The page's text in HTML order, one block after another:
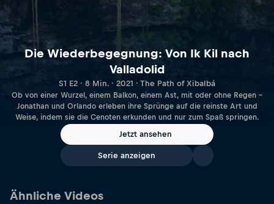
Die Wiederbegegnung: Von Ik Kil nach
Valladolid
S1 E2 · 8 Min. · 2021 · The Path of Xibalbá
Ob von einer Wurzel, einem Balkon, einem Ast, mit oder ohne Regen –
Jonathan und Orlando erleben ihre Sprünge auf die reinste Art und
Weise, indem sie die Cenoten erkunden und nur zum Spaß springen.
Jetzt ansehen
Serie anzeigen
Ähnliche Videos